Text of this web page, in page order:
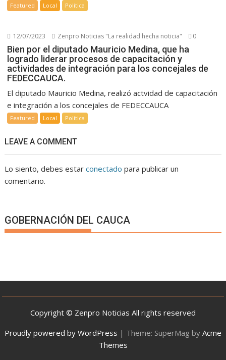
Featured Local Política
12/07/2023 Zenpro Noticias "La realidad hecha noticia" 0
Bien por el diputado Mauricio Medina, que ha
logrado liderar procesos de capacitación y
actividades de integración para los concejales de
FEDECCAUCA.
El diputado Mauricio Medina, realizó actvidad de capacitación
e integración a los concejales de FEDECCAUCA
Featured Local Política
LEAVE A COMMENT
Lo siento, debes estarconectado para publicar un
comentario.
GOBERNACIÓN DEL CAUCA
Copyright © Zenpro Noticias All rights reserved
Proudly powered by WordPress | Theme: SuperMag by Acme
Themes